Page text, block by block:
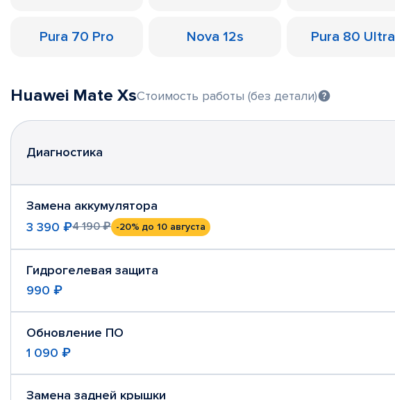
Pura 70 Pro Nova 12s Pura 80 Ultra
Huawei Mate XsСтоимость работы (без детали)
Диагностика
Замена аккумулятора
3 390 ₽4 190 ₽ -20% до 10 августа
Гидрогелевая защита
990 ₽
Обновление ПО
1 090 ₽
Замена задней крышки